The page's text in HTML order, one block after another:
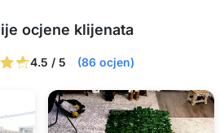
ocjene klijenata
4.5 / 5 (86 ocjen)